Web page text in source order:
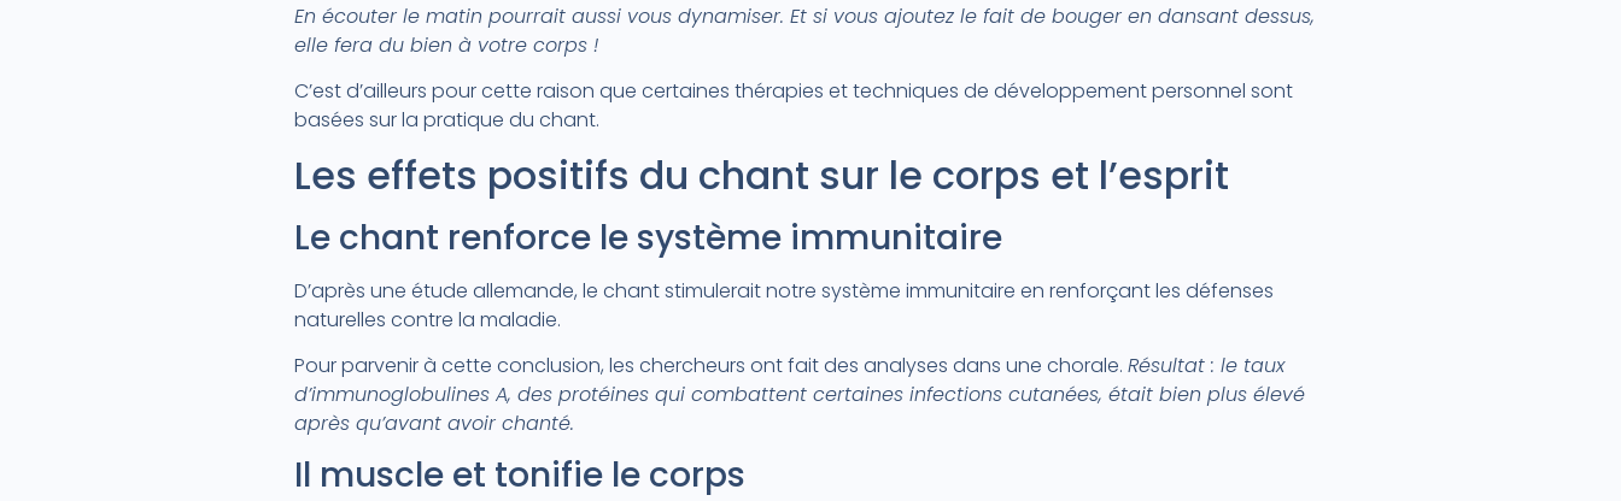
En écouter le matin pourrait aussi vous dynamiser. Et si vous ajoutez le fait de bouger en dansant dessus,
elle fera du bien à votre corps !
C’est d’ailleurs pour cette raison que certaines thérapies et techniques de développement personnel sont
basées sur la pratique du chant.
Les effets positifs du chant sur le corps et l’esprit
Le chant renforce le système immunitaire
D’après une étude allemande, le chant stimulerait notre système immunitaire en renforçant les défenses
naturelles contre la maladie.
Pour parvenir à cette conclusion, les chercheurs ont fait des analyses dans une chorale. Résultat : le taux
d’immunoglobulines A, des protéines qui combattent certaines infections cutanées, était bien plus élevé
après qu’avant avoir chanté.
Il muscle et tonifie le corps